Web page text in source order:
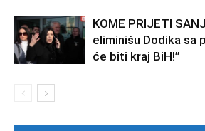
KOME PRIJETI
eliminišu Dodika sa
će biti kraj BiH!”